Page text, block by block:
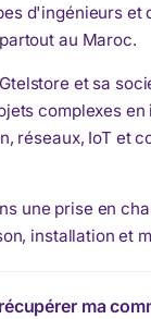
d'ingénieurs et
au Maroc.
et sa
complexes
réseaux, IoT et
une prise en
installation et
ma